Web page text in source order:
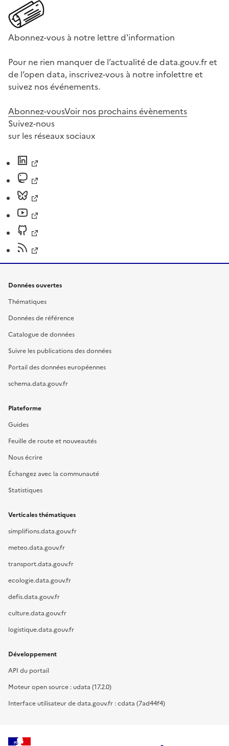
Abonnez-vous à notre lettre d'information
Pour ne rien manquer de l’actualité de data.gouv.fr et
de l’open data, inscrivez-vous à notre infolettre et
suivez nos événements.
Abonnez-vousVoir nos prochains évènements
Suivez-nous
sur les réseaux sociaux
Données ouvertes
Thématiques
Données de référence
Catalogue de données
Suivre les publications des données
Portail des données européennes
schema.data.gouv.fr
Plateforme
Guides
Feuille de route et nouveautés
Nous écrire
Échangez avec la communauté
Statistiques
Verticales thématiques
simplifions.data.gouv.fr
meteo.data.gouv.fr
transport.data.gouv.fr
ecologie.data.gouv.fr
defis.data.gouv.fr
culture.data.gouv.fr
logistique.data.gouv.fr
Développement
API du portail
Moteur open source : udata (17.2.0)
Interface utilisateur de data.gouv.fr : cdata (7ad44f4)